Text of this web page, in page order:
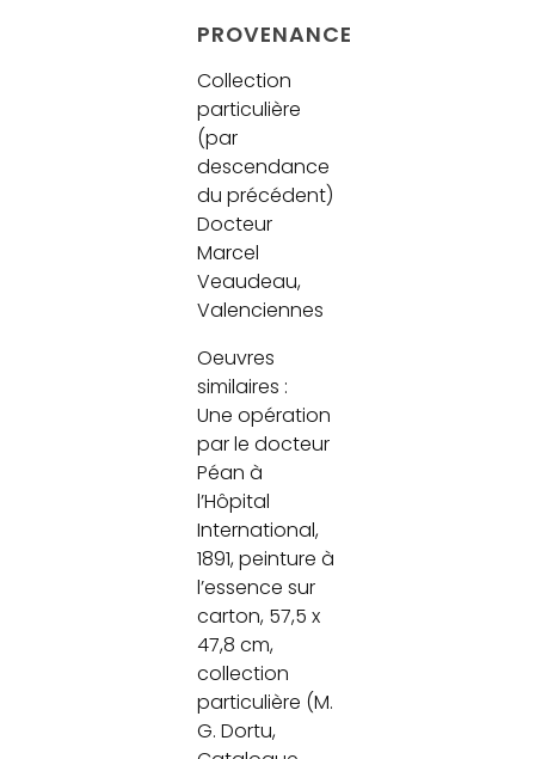
PROVENANCE
Collection
particulière
(par
descendance
du précédent)
Docteur
Marcel
Veaudeau,
Valenciennes
Oeuvres
similaires :
Une opération
par le docteur
Péan à
l’Hôpital
International,
1891, peinture à
l’essence sur
carton, 57,5 x
47,8 cm,
collection
particulière (M.
G. Dortu,